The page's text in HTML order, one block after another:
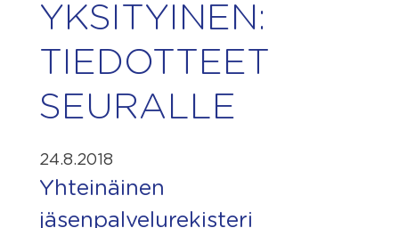
YKSITYINEN:
TIEDOTTEET
SEURALLE
24.8.2018
Yhteinäinen
jäsenpalvelurekisteri